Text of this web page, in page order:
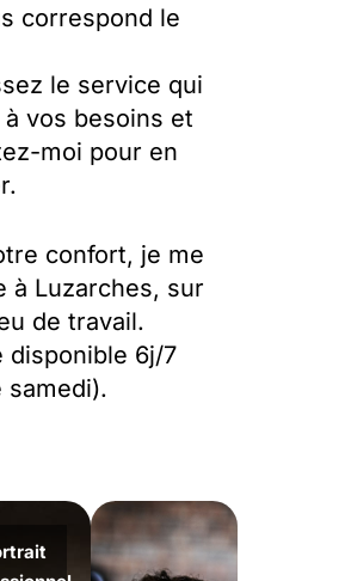
correspond le
le service qui
vos besoins et
moi pour en
confort, je me
à Luzarches, sur
de travail.
disponible 6j/7
samedi).